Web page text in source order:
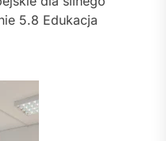
5.8 Edukacja